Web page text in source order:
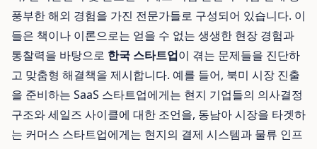
풍부한 해외 경험을 가진 전문가들로 구성되어 있습니다. 이
들은 책이나 이론으로는 얻을 수 없는 생생한 현장 경험과
통찰력을 바탕으로 한국 스타트업이 겪는 문제들을 진단하
고 맞춤형 해결책을 제시합니다. 예를 들어, 북미 시장 진출
을 준비하는 SaaS 스타트업에게는 현지 기업들의 의사결정
구조와 세일즈 사이클에 대한 조언을, 동남아 시장을 타겟하
는 커머스 스타트업에게는 현지의 결제 시스템과 물류 인프